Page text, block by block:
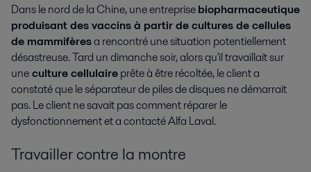
Dans le nord de la Chine, une entreprisebiopharmaceutique
produisant des vaccins à partir de cultures de cellules
de mammifèresa rencontré une situation potentiellement
désastreuse. Tard un dimanche soir, alors qu'il travaillait sur
uneculture cellulaireprête à être récoltée, le client a
constaté que le séparateur de piles de disques ne démarrait
pas. Le client ne savait pas comment réparer le
dysfonctionnement et a contacté Alfa Laval.
Travailler contre la montre